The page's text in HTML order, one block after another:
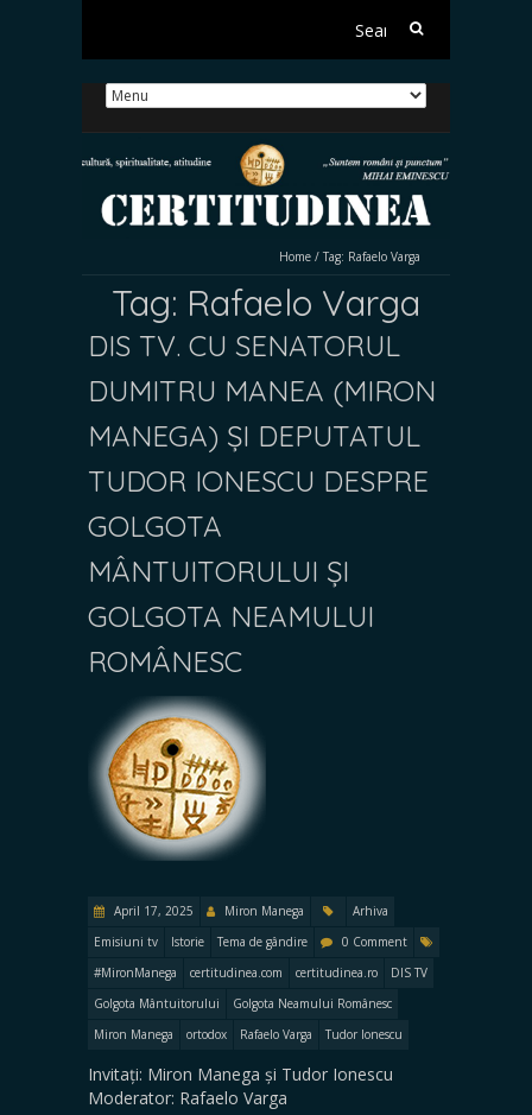
Search
Home / Tag: Rafaelo Varga
Tag: Rafaelo Varga
DIS TV. CU SENATORUL
DUMITRU MANEA (MIRON
MANEGA) ȘI DEPUTATUL
TUDOR IONESCU DESPRE
GOLGOTA
MÂNTUITORULUI ȘI
GOLGOTA NEAMULUI
ROMÂNESC
April 17, 2025 Miron Manega
Arhiva
Emisiuni tv
Istorie Tema de gândire
0 Comment
#MironManega
certitudinea.com certitudinea.ro
DIS TV
Golgota Mântuitorului
Golgota Neamului Românesc
Miron Manega
ortodox Rafaelo Varga Tudor Ionescu
Invitați: Miron Manega și Tudor Ionescu
Moderator: Rafaelo Varga